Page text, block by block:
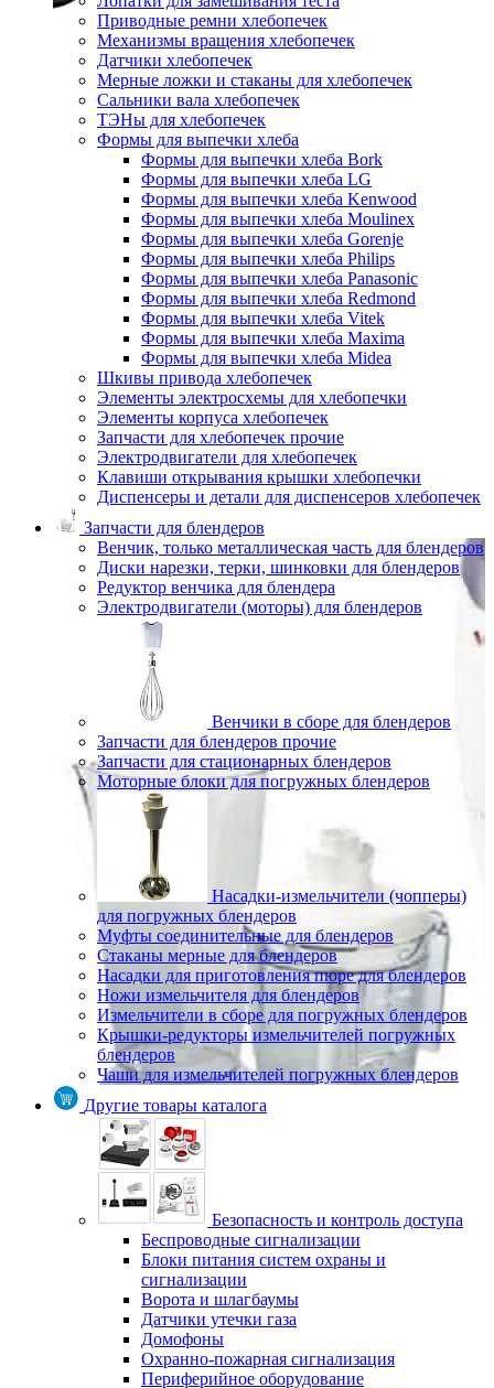
Приводные ремни хлебопечек
Механизмы вращения хлебопечек
Датчики хлебопечек
Мерные ложки и стаканы для хлебопечек
Сальники вала хлебопечек
ТЭНы для хлебопечек
Формы для выпечки хлеба
Формы для выпечки хлеба Bork
Формы для выпечки хлеба LG
Формы для выпечки хлеба Kenwood
Формы для выпечки хлеба Moulinex
Формы для выпечки хлеба Gorenje
Формы для выпечки хлеба Philips
Формы для выпечки хлеба Panasonic
Формы для выпечки хлеба Redmond
Формы для выпечки хлеба Vitek
Формы для выпечки хлеба Maxima
Формы для выпечки хлеба Midea
Шкивы привода хлебопечек
Элементы электросхемы для хлебопечки
Элементы корпуса хлебопечек
Запчасти для хлебопечек прочие
Электродвигатели для хлебопечек
Клавиши открывания крышки хлебопечки
Диспенсеры и детали для диспенсеров хлебопечек
Запчасти для блендеров
Венчик, только металлическая часть для блендеров
Диски нарезки, терки, шинковки для блендеров
Редуктор венчика для блендера
Электродвигатели (моторы) для блендеров
Венчики в сборе для блендеров
Запчасти для блендеров прочие
Запчасти для стационарных блендеров
Моторные блоки для погружных блендеров
Насадки-измельчители (чопперы)
для погружных блендеров
Муфты соединительные для блендеров
Стаканы мерные для блендеров
Насадки для приготовления пюре для блендеров
Ножи измельчителя для блендеров
Измельчители в сборе для погружных блендеров
Крышки-редукторы измельчителей погружных
блендеров
Чаши для измельчителей погружных блендеров
Другие товары каталога
Безопасность и контроль доступа
Беспроводные сигнализации
Блоки питания систем охраны и
сигнализации
Ворота и шлагбаумы
Датчики утечки газа
Домофоны
Охранно-пожарная сигнализация
Периферийное оборудование